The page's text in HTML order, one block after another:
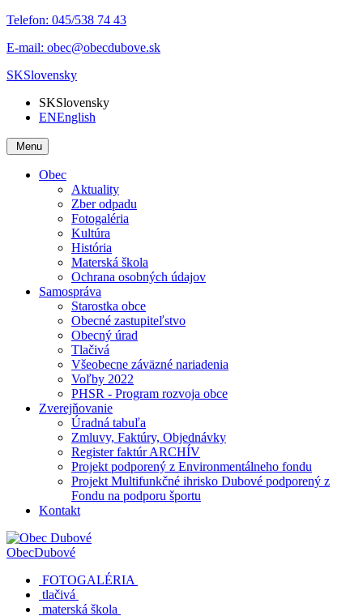
Telefon: 045/538 74 43
E-mail: obec@obecdubove.sk
SKSlovensky
SKSlovensky
ENEnglish
Menu
Obec
Aktuality
Zber odpadu
Fotogaléria
Kultúra
História
Materská škola
Ochrana osobných údajov
Samospráva
Starostka obce
Obecné zastupiteľstvo
Obecný úrad
Tlačivá
Všeobecne záväzné nariadenia
Voľby 2022
PHSR - Program rozvoja obce
Zverejňovanie
Úradná tabuľa
Zmluvy, Faktúry, Objednávky
Register faktúr ARCHÍV
Projekt podporený z Environmentálneho fondu
Projekt Multifunkčné ihrisko Dubové podporený z
Fondu na podporu športu
Kontakt
ObecDubové
FOTOGALÉRIA
tlačivá
materská škola